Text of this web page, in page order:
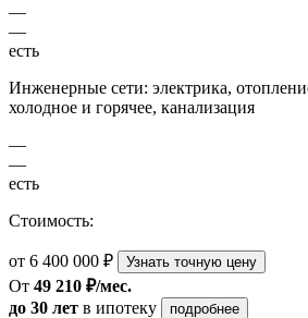
—
—
есть
Инженерные сети: электрика,
холодное и горячее, канализация
—
—
есть
Стоимость:
от 6 400 000 ₽ Узнать точную цену
От 49 210 ₽/мес.
до 30 лет в ипотеку подробнее